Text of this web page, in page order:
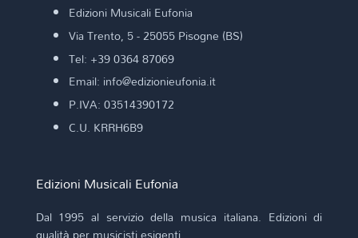
Edizioni Musicali Eufonia
Via Trento, 5 - 25055 Pisogne (BS)
Tel: +39 0364 87069
Email: info@edizionieufonia.it
P.IVA: 03514390172
C.U. KRRH6B9
Edizioni Musicali Eufonia
Dal 1995 al servizio della musica italiana. Edizioni di